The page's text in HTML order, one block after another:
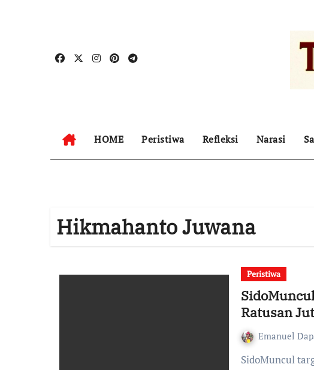
HOME Peristiwa Refleksi Narasi
Hikmahanto Juwana
Peristiwa
Ratusan
Emanuel
SidoMuncul targetkan operasi bibir sumbing kepada 4.000-